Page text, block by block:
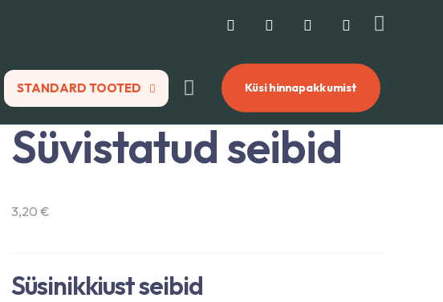
STANDARD TOOTED Küsi hinnapakkumist
Süvistatud seibid
3,20 €
Süsinikkiust seibid